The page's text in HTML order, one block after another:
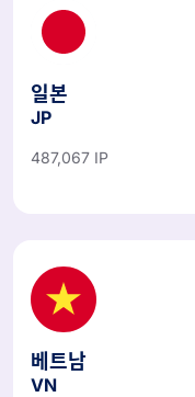
일본
JP
487,067 IP
베트남
VN